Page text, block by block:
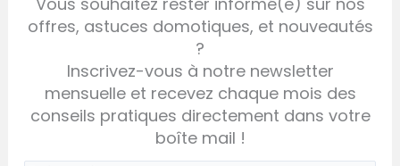
offres, astuces domotiques, et nouveautés
?
Inscrivez-vous à notre newsletter
mensuelle et recevez chaque mois des
conseils pratiques directement dans votre
boîte mail !